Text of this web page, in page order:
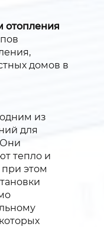
отопления
домов в
из
для
Они
тепло и
этом